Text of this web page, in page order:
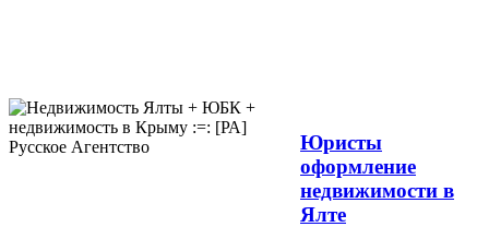
Юристы
оформление
недвижимости в
Ялте